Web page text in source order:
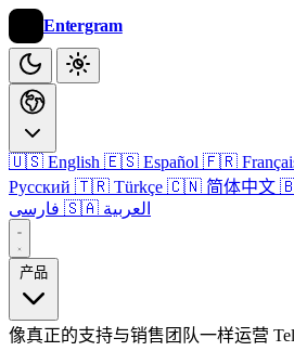
Entergram
🇺🇸 English 🇪🇸 Español 🇫🇷
Русский 🇹🇷 Türkçe 🇨🇳 简体中文
🇸🇦 العربية
产品
像真正的支持与销售团队一样运营